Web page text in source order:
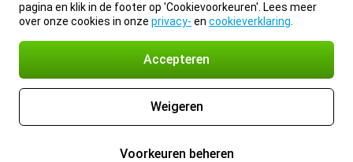
pagina en klik in de footer op 'Cookievoorkeuren'. Lees meer
over onze cookies in onze privacy- en cookieverklaring
Accepteren
Weigeren
Voorkeuren beheren